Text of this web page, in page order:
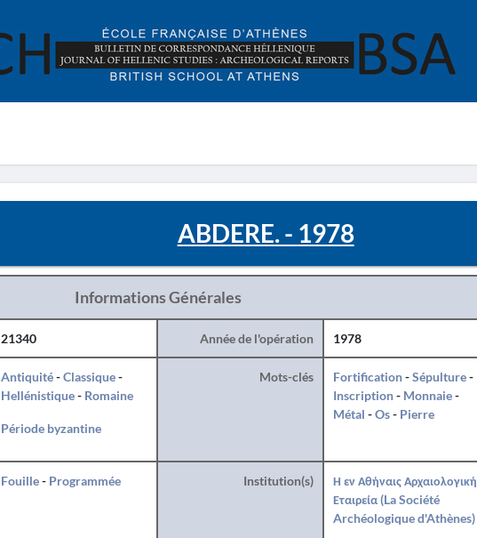
ABDERE. - 1978
Informations Générales
21340 Année de l'opération 1978
Antiquité-Classique-
Hellénistique- Romaine
Période byzantine
Mots-clés Fortification-Sépulture-
Inscription- Monnaie-
Métal -Os- Pierre
Fouille- Programmée Institution(s)
Η εν Αθήναις Αρχαιολογική
Εταιρεία (La Société
Archéologique d'Athènes)